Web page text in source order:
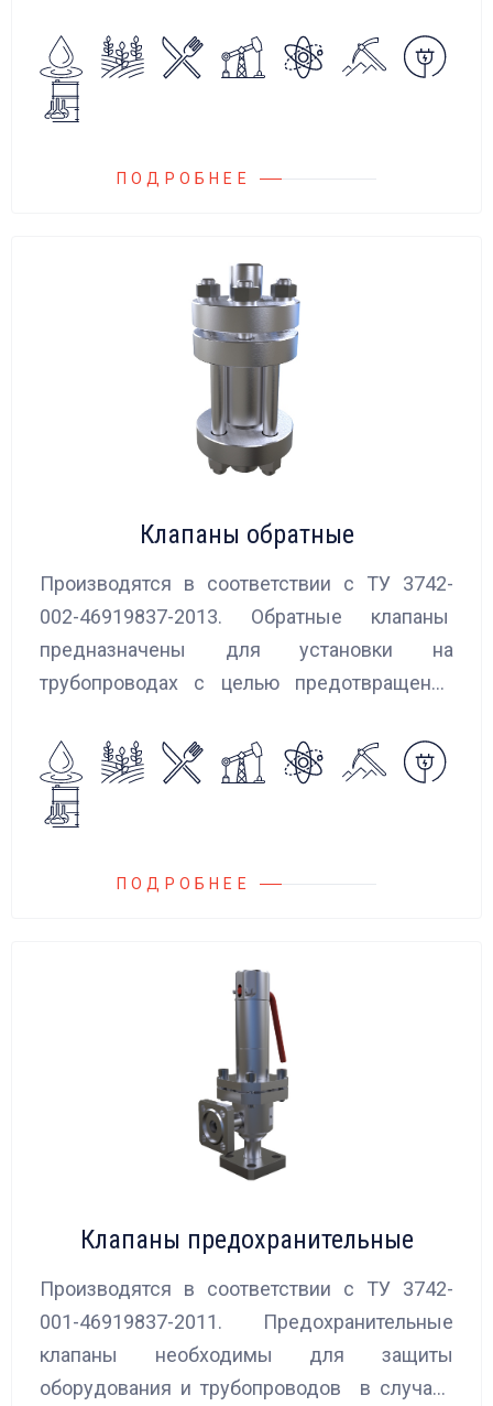
колебаний потока жидкости, возникающих в
гидравлических системах.
ПОДРОБНЕЕ
Клапаны обратные
Производятся в соответствии с ТУ 3742-
002-46919837-2013. Обратные клапаны
предназначены для установки на
трубопроводах с целью предотвращения
агрессивных жидкостей, эмульсий,
суспензий и пропуска их в прямом
направлении.
ПОДРОБНЕЕ
Клапаны предохранительные
Производятся в соответствии с ТУ 3742-
001-46919837-2011. Предохранительные
клапаны необходимы для защиты
оборудования и трубопроводов в случаях